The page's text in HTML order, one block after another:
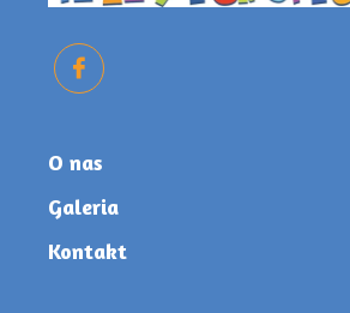
O nas
Galeria
Kontakt